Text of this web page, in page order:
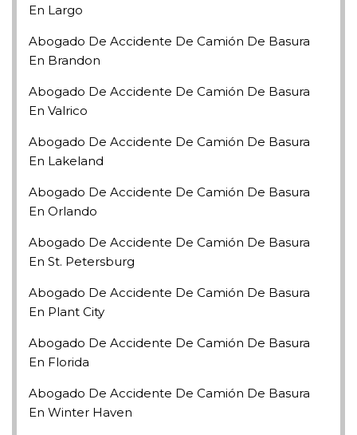
En Largo
Abogado De Accidente De Camión De Basura
En Brandon
Abogado De Accidente De Camión De Basura
En Valrico
Abogado De Accidente De Camión De Basura
En Lakeland
Abogado De Accidente De Camión De Basura
En Orlando
Abogado De Accidente De Camión De Basura
En St. Petersburg
Abogado De Accidente De Camión De Basura
En Plant City
Abogado De Accidente De Camión De Basura
En Florida
Abogado De Accidente De Camión De Basura
En Winter Haven